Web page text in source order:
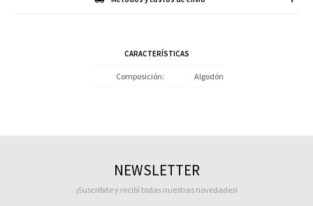
CARACTERÍSTICAS
Composición Algodón
NEWSLETTER
¡Suscribite y recibí todas nuestras novedades!